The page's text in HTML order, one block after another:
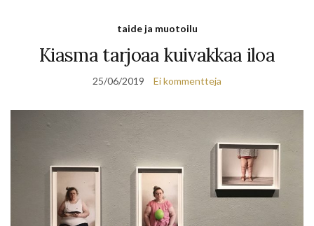
taide ja muotoilu
Kiasma tarjoaa kuivakkaa iloa
25/06/2019 Ei kommentteja